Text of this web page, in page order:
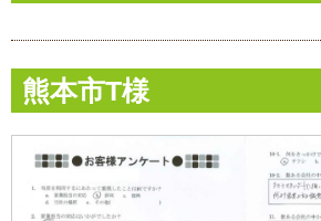
熊本市T様